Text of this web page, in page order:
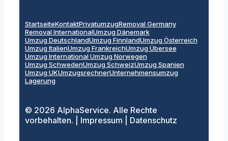
StartseiteKontaktPrivatumzugRemoval Germany
Removal InternationalUmzug Dänemark
Umzug DeutschlandUmzug FinnlandUmzug Österreich
Umzug ItalienUmzug FrankreichUmzug Übersee
Umzug InternationalUmzug Norwegen
Umzug SchwedenUmzug SchweizUmzug Spanien
Umzug UKUmzugsrechnerUnternehmensumzug
Lagerung
© 2026 AlphaService. Alle Rechte
vorbehalten. | Impressum | Datenschutz